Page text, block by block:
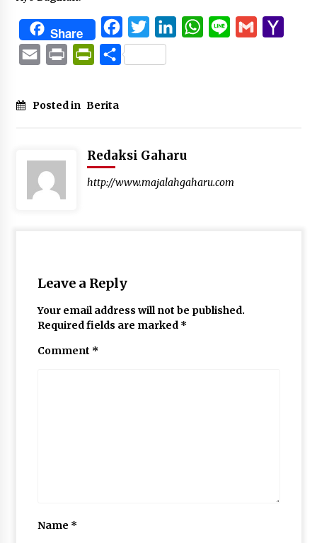
Share FacebookTwitterLinkedInWhatsApp
Line Gmail
Email Print PrintFriendly
Share
Posted in Berita
Redaksi Gaharu
http://www.majalahgaharu.com
Leave a Reply
Your email address will not be published.
Required fields are marked *
Comment *
Name *